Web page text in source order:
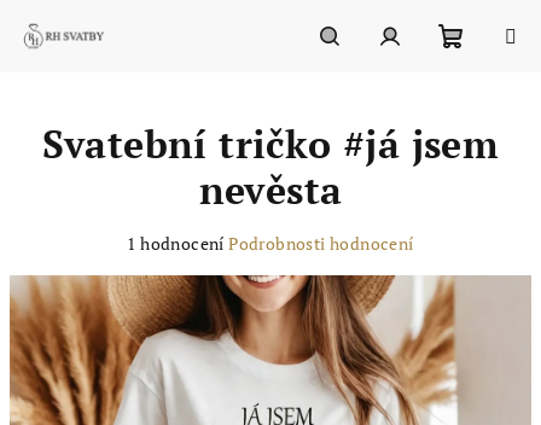
košík
Svatební tričko #já jsem
nevěsta
produktu
je
3,0
z
hvězdiček.
1 hodnocení Podrobnosti hodnocení